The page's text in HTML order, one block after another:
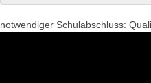
notwendiger Schulabschluss: